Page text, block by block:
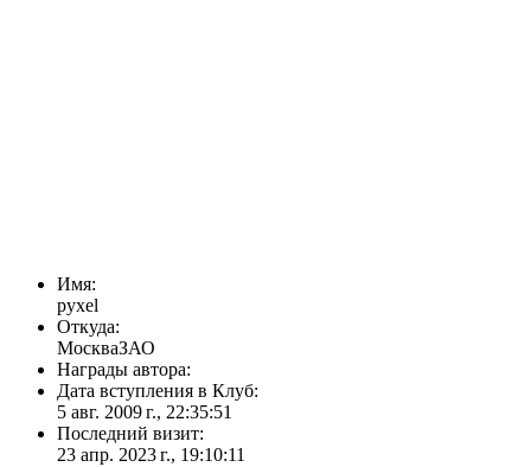
Имя:
pyxel
Откуда:
МоскваЗАО
Награды автора:
Дата вступления в Клуб:
5 авг. 2009 г., 22:35:51
Последний визит:
23 апр. 2023 г., 19:10:11